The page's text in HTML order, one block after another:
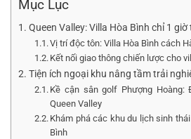
Mục Lục
Queen Valley: Villa Hòa Bình chỉ 1
Vị trí độc tôn: Villa Hòa Bình cách
Kết nối giao thông chiến lược cho
Tiện ích ngoại khu nâng tầm trải
Kề cận sân golf Phượng Hoàng:
Queen Valley
Khám phá các khu du lịch sinh
Bình